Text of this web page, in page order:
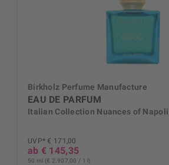
Birkholz Perfume Manufacture
EAU DE PARFUM
Italian Collection Nuances of Napoli
UVP* € 171,00
ab € 145,35
50 ml (€ 2.907,00 / 1 l)